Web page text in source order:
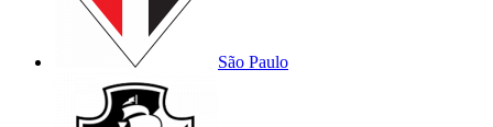
São Paulo